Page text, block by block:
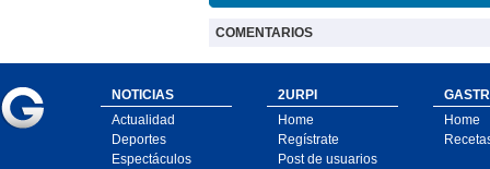
COMENTARIOS
NOTICIAS
Actualidad
Deportes
Espectáculos
2URPI
Home
Regístrate
Post de usuarios
Home